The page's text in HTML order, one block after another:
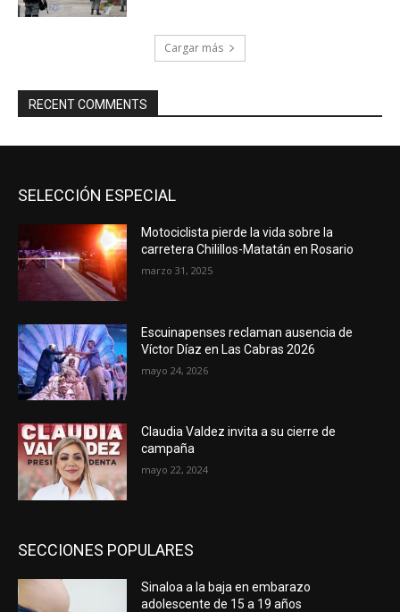
Cargar más
RECENT COMMENTS
SELECCIÓN ESPECIAL
Motociclista pierde la vida sobre la
carretera Chilillos-Matatán en Rosario
marzo 31, 2025
Escuinapenses reclaman ausencia de
Víctor Díaz en Las Cabras 2026
mayo 24, 2026
Claudia Valdez invita a su cierre de
campaña
mayo 22, 2024
SECCIONES POPULARES
Sinaloa a la baja en embarazo
adolescente de 15 a 19 años